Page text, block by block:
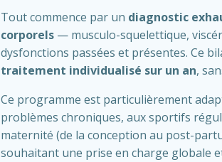
Tout commence par un diagnostic
corporels — musculo-squelettique,
dysfonctions passées et présentes. Ce
traitement individualisé sur un an,
Ce programme est particulièrement
problèmes chroniques, aux sportifs
maternité (de la conception au post-
souhaitant une prise en charge globale